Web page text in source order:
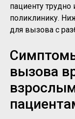
пациенту
поликлинику.
для вызова с
вызова